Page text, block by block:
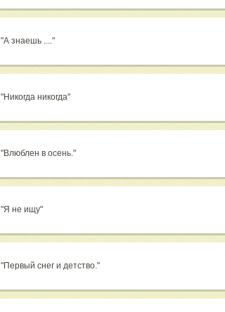
"А знаешь ...."
"Никогда никогда"
"Влюблен в осень."
"Я не ищу"
"Первый снег и детство."